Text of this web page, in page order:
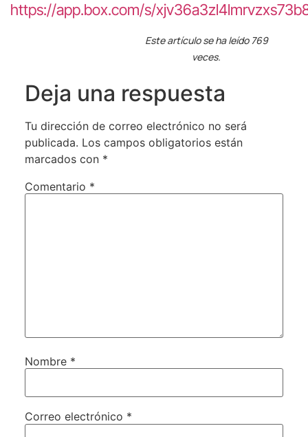
https://app.box.com/s/
Este artículo se ha leído 769
veces.
Deja una respuesta
Tu dirección de correo electrónico no será
publicada. Los campos obligatorios están
marcados con *
Comentario *
Nombre *
Correo electrónico *